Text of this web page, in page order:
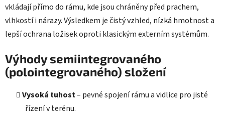
vkládají přímo do rámu, kde jsou chráněny před prachem,
vlhkostí i nárazy. Výsledkem je čistý vzhled, nízká hmotnost a
lepší ochrana ložisek oproti klasickým externím systémům.
Výhody semiintegrovaného
(polointegrovaného) složení
Vysoká tuhost– pevné spojení rámu a vidlice pro jisté
řízení v terénu.